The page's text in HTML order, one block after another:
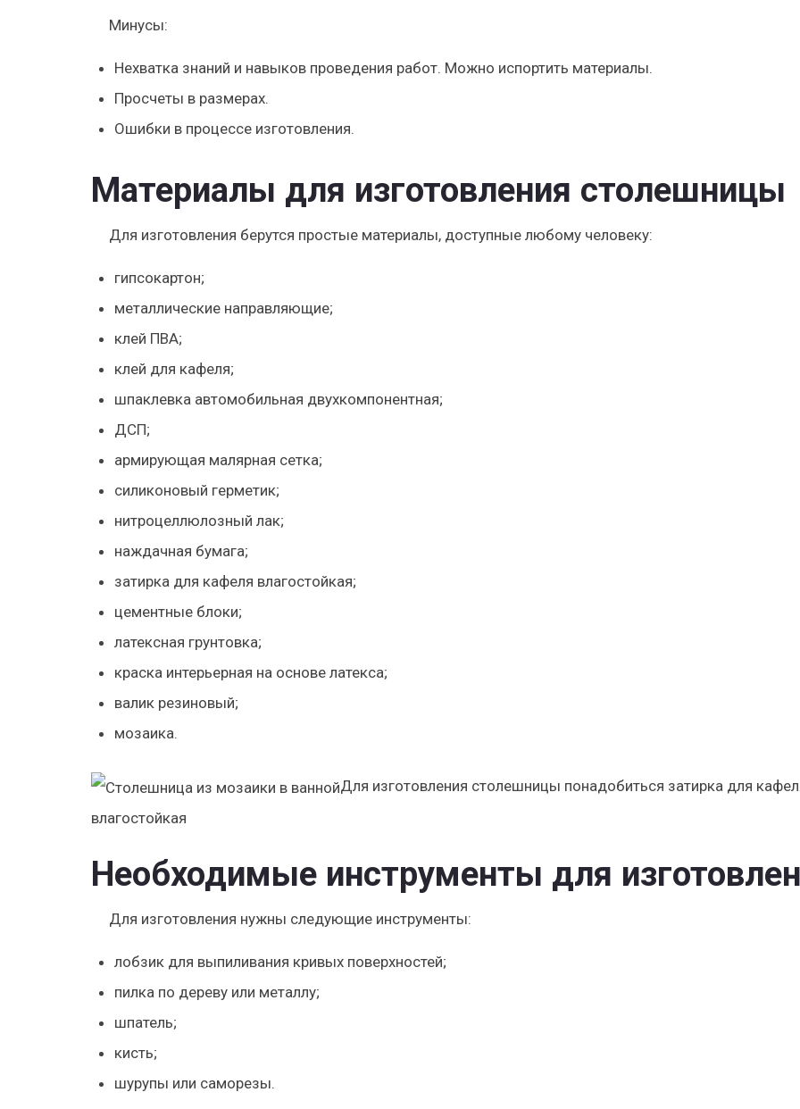
Минусы:
Нехватка знаний и навыков проведения работ. Можно испортить материалы.
Просчеты в размерах.
Ошибки в процессе изготовления.
Материалы для изготовления столешницы
Для изготовления берутся простые материалы, доступные любому человеку:
гипсокартон;
металлические направляющие;
клей ПВА;
клей для кафеля;
шпаклевка автомобильная двухкомпонентная;
ДСП;
армирующая малярная сетка;
силиконовый герметик;
нитроцеллюлозный лак;
наждачная бумага;
затирка для кафеля влагостойкая;
цементные блоки;
латексная грунтовка;
краска интерьерная на основе латекса;
валик резиновый;
мозаика.
Для изготовления столешницы понадобиться затирка для
влагостойкая
Необходимые инструменты для
Для изготовления нужны следующие инструменты:
лобзик для выпиливания кривых поверхностей;
пилка по дереву или металлу;
шпатель;
кисть;
шурупы или саморезы.